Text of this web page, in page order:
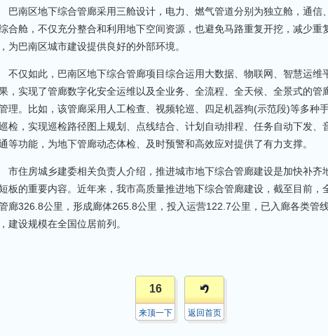
南区地下综合管廊采用三舱设计，电力、燃气管道分别为独立舱，通信
合舱，不仅充分整合和利用地下空间资源，也避免马路重复开挖，减少重
为巴南区城市建设提供良好的外部环境。
仅如此，巴南区地下综合管廊项目综合运用大数据、物联网、智慧运维
，实现了管廊数字化安全运维以及全业务、全流程、全天候、全景式的管
理。比如，该管廊采用人工检查、视频轮巡、四足机器狗(示范段)等多种
检，实现巡检路径图上规划、点线结合、计划自动排程、任务自动下发、
等功能，为地下管廊动态体检、及时预警和高效应对提供了有力支撑。
住房城乡建委相关负责人介绍，推进城市地下综合管廊建设是加快补齐
板的重要内容。近年来，我市高质量推进地下综合管廊建设，截至目前，
廊326.8公里，形成廊体265.8公里，投入运营122.7公里，已入廊各类管
建设规模在全国位居前列。
16
来顶一下 返回首页